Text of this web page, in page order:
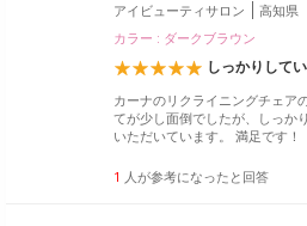
アイビューティサロン
高知県
カラー : ダークブラウン
しっかりして
カーナのリクライニングチェア
てが少し面倒でしたが、しっか
いただいています。 満足です！
1 人が参考になったと回答